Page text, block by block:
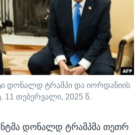
დონალდ ტრამპი და იორდანიის
თებერვალი, 2025 წ.
დონალდ ტრამპმა თეთრ